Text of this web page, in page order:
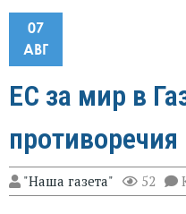
07
АВГ
ЕС за мир в
противоречия
"Наша газета" 52